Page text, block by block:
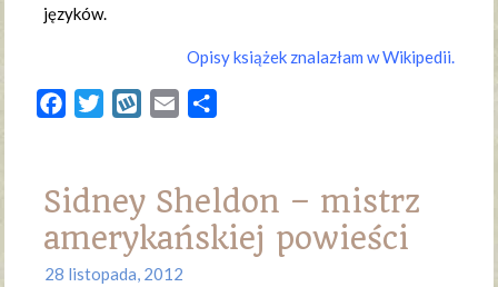
języków.
Opisy książek znalazłam w Wikipedii.
FacebookTwitterWykopEmail
Sidney Sheldon – mistrz
amerykańskiej powieści
28 listopada, 2012